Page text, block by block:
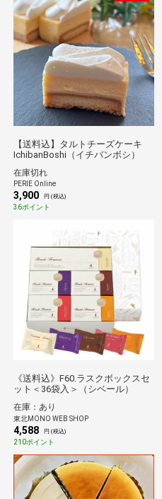
【送料込】タルトチーズケーキ
IchibanBoshi（イチバンボシ）
在庫切れ
PERIE Online
3,900 円 (税込)
36ポイント
《送料込》F60.ラスクボックスセ
ット＜36袋入＞（シベール）
在庫：あり
東北MONO WEB SHOP
4,588 円 (税込)
210ポイント